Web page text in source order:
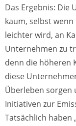
Das Ergebnis: Die
kaum, selbst
leichter wird, an
Unternehmen zu
denn die höheren
diese
Überleben sorgen
Initiativen zur
Tatsächlich haben